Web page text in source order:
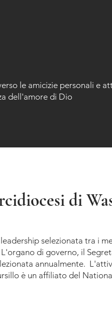
le amicizie personali e
dell'amore di Dio
di
selezionata tra i
di governo, il
annualmente.
è un affiliato del